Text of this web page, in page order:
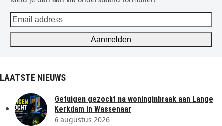
Email
address
Aanmelden
LAATSTE NIEUWS
Getuigen gezocht na woninginbraak aan Lange
Kerkdam in Wassenaar
6 augustus 2026